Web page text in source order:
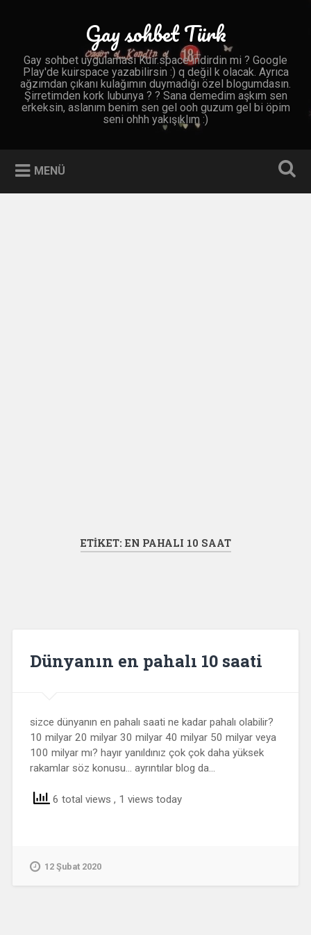
Gay sohbet Türk
Gay sohbet uygulaması Kuir.space indirdin mi ? Google
Play'de kuirspace yazabilirsin :) q değil k olacak. Ayrıca
ağzımdan çıkanı kulağımın duymadığı özel blogumdasın.
Şirretimden kork lubunya ? ? Sana demedim aşkım sen
erkeksin, aslanım benim sen gel ooh guzum gel bi öpim
seni ohhh yakışıklım :)
MENÜ
ETIKET: EN PAHALI 10 SAAT
Dünyanın en pahalı 10 saati
sizce dünyanın en pahalı saati ne kadar pahalı olabilir?
10 milyar 20 milyar 30 milyar 40 milyar 50 milyar veya
100 milyar mı? hayır yanıldınız çok çok daha yüksek
rakamlar söz konusu… ayrıntılar blog da…
6 total views , 1 views today
12 Şubat 2020